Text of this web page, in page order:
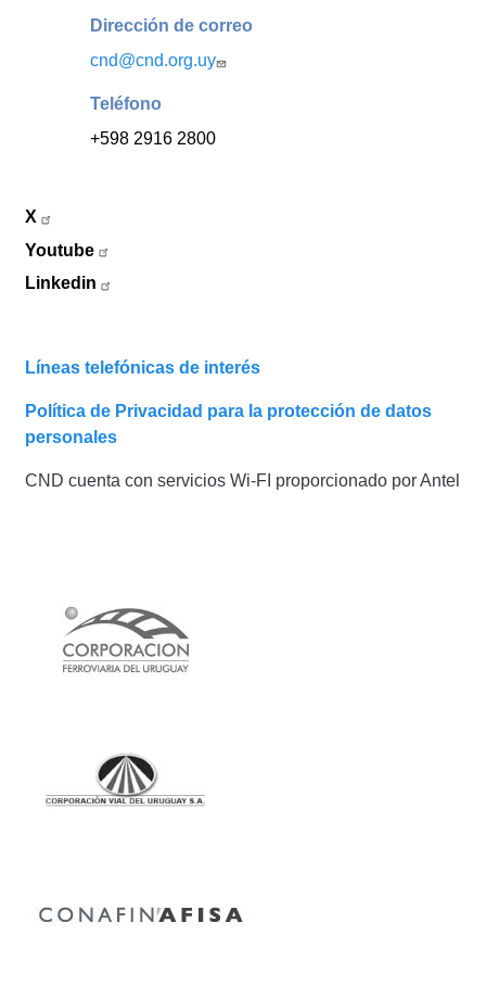
Dirección de correo
cnd@cnd.org.uy
Teléfono
+598 2916 2800
X
Youtube
Linkedin
Líneas telefónicas de interés
Política de Privacidad para la protección de datos
personales
CND cuenta con servicios Wi-FI proporcionado por Antel